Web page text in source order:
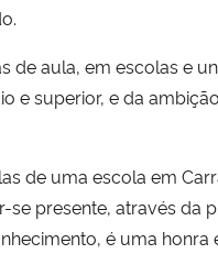
aula, em escolas e
e superior, e da
de uma escola em
se presente, através da
é uma